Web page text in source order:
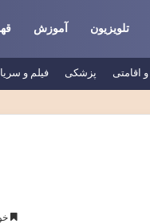
تلویزیون آموزش
اقامتی پزشکی فیلم و